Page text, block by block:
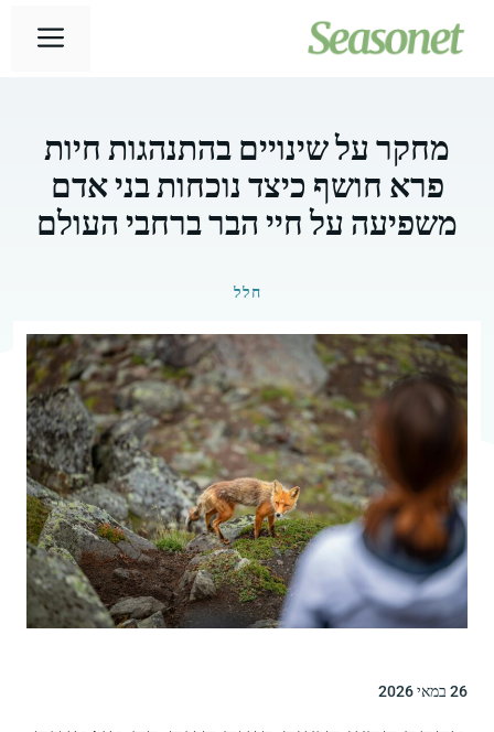
לתוכן
מחקר על שינויים בהתנהגות חיות
פרא חושף כיצד נוכחות בני אדם
משפיעה על חיי הבר ברחבי העולם
חלל
26 במאי 2026